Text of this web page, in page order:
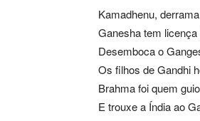
Kamadhenu,
Ganesha tem
Desemboca o
Os filhos de Gandhi
Brahma foi quem
E trouxe a Índia ao